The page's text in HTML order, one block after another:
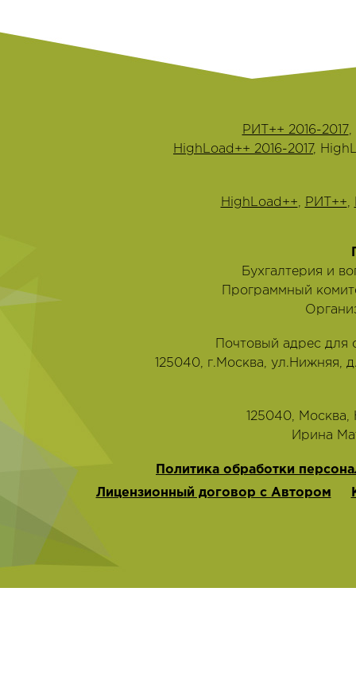
РИТ++ 2016-2017,
HighLoad++ 2016-2017,
HighLoad++, РИТ++,
Бухгалтерия и
Программный
Почтовый адрес для
125040, г.Москва, ул.Нижняя,
125040,
‭Ирина
Политика обработки
Лицензионный договор с Автором